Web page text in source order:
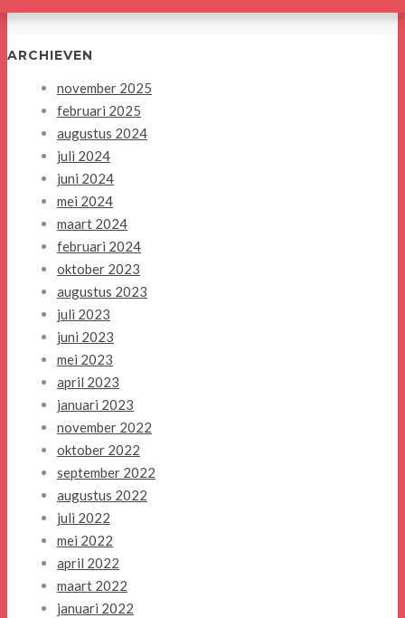
ARCHIEVEN
november 2025
februari 2025
augustus 2024
juli 2024
juni 2024
mei 2024
maart 2024
februari 2024
oktober 2023
augustus 2023
juli 2023
juni 2023
mei 2023
april 2023
januari 2023
november 2022
oktober 2022
september 2022
augustus 2022
juli 2022
mei 2022
april 2022
maart 2022
januari 2022